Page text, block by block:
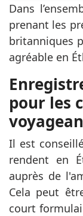
Dans
prenant les
britanniques
agréable en
pour les
Il est
rendent en
auprès de
Cela peut
court